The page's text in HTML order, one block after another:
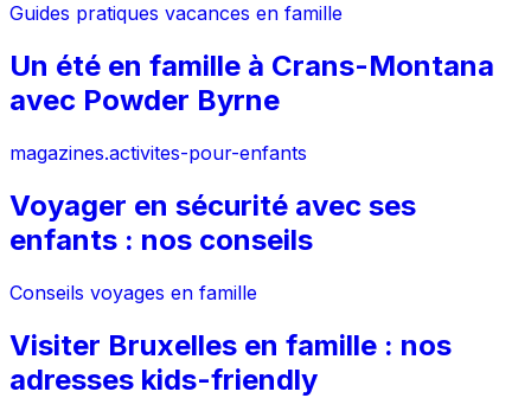
Guides pratiques vacances en famille
Un été en famille à Crans-Montana
avec Powder Byrne
magazines.activites-pour-enfants
Voyager en sécurité avec ses
enfants : nos conseils
Conseils voyages en famille
Visiter Bruxelles en famille : nos
adresses kids-friendly